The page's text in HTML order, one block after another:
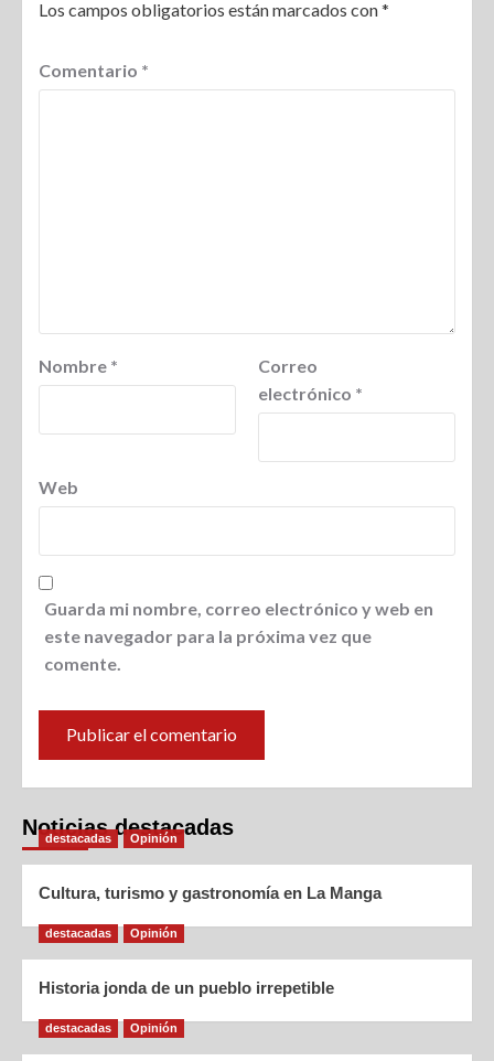
Los campos obligatorios están marcados con*
Comentario *
Nombre *
Correo
electrónico *
Web
Guarda mi nombre, correo electrónico y web en
este navegador para la próxima vez que
comente.
Noticias destacadas
destacadas Opinión
Cultura, turismo y gastronomía en La Manga
destacadas Opinión
Historia jonda de un pueblo irrepetible
destacadas Opinión